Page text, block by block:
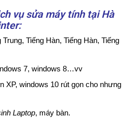
vụ sửa máy tính tại Hà
Tiếng Hàn, Tiếng Hàn, Tiếng
7, windows 8…vv
XP, windows 10 rút gọn cho nhưng
Laptop, máy bàn.